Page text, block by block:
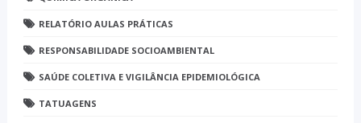
RELATÓRIO AULAS PRÁTICAS
RESPONSABILIDADE SOCIOAMBIENTAL
SAÚDE COLETIVA E VIGILÂNCIA EPIDEMIOLÓGICA
TATUAGENS